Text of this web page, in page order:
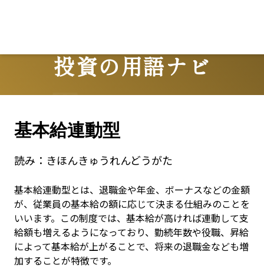
投資の用語ナビ
Terms
基本給連動型
読み： きほんきゅうれんどうがた
基本給連動型とは、退職金や年金、ボーナスなどの金額
が、従業員の基本給の額に応じて決まる仕組みのことを
いいます。この制度では、基本給が高ければ連動して支
給額も増えるようになっており、勤続年数や役職、昇給
によって基本給が上がることで、将来の退職金なども増
加することが特徴です。